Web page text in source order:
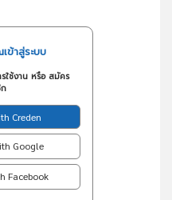
ข้าสู่ระบบ
ใช้งาน หรือ สมัคร
Creden
Google
Facebook